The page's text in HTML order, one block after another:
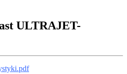
ULTRAJET-